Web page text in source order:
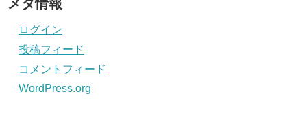
メタ情報
ログイン
投稿フィード
コメントフィード
WordPress.org